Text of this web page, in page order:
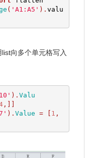
( 'A1:A5' ). valu
向多个单元格写入
). Valu
,]]
). Value = [ 1 ,